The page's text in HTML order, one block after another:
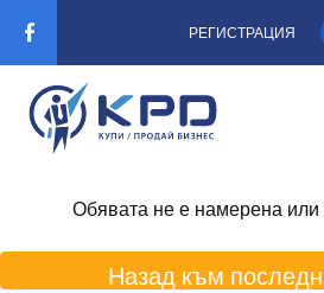
РЕГИСТРАЦИЯ
Обявата не е намерена или
Назад към